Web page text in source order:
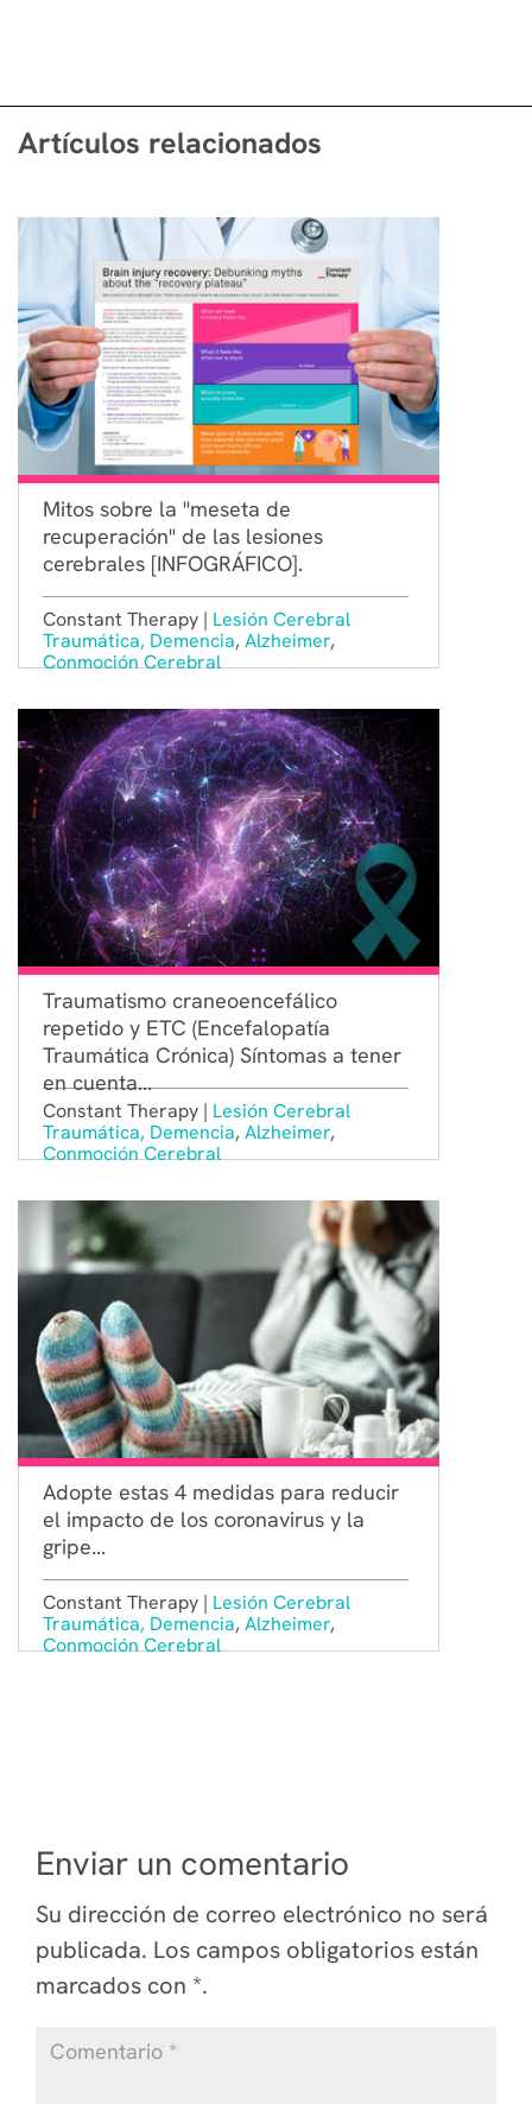
Artículos relacionados
Mitos sobre la "meseta de
recuperación" de las lesiones
cerebrales [INFOGRÁFICO].
Constant Therapy | Lesión Cerebral
Traumática, Demencia, Alzheimer,
Conmoción Cerebral
Traumatismo craneoencefálico
repetido y ETC (Encefalopatía
Traumática Crónica) Síntomas a tener
en cuenta...
Constant Therapy | Lesión Cerebral
Traumática, Demencia, Alzheimer,
Conmoción Cerebral
Adopte estas 4 medidas para reducir
el impacto de los coronavirus y la
gripe...
Constant Therapy | Lesión Cerebral
Traumática, Demencia, Alzheimer,
Conmoción Cerebral
Enviar un comentario
Su dirección de correo electrónico no será
publicada. Los campos obligatorios están
marcados con *.